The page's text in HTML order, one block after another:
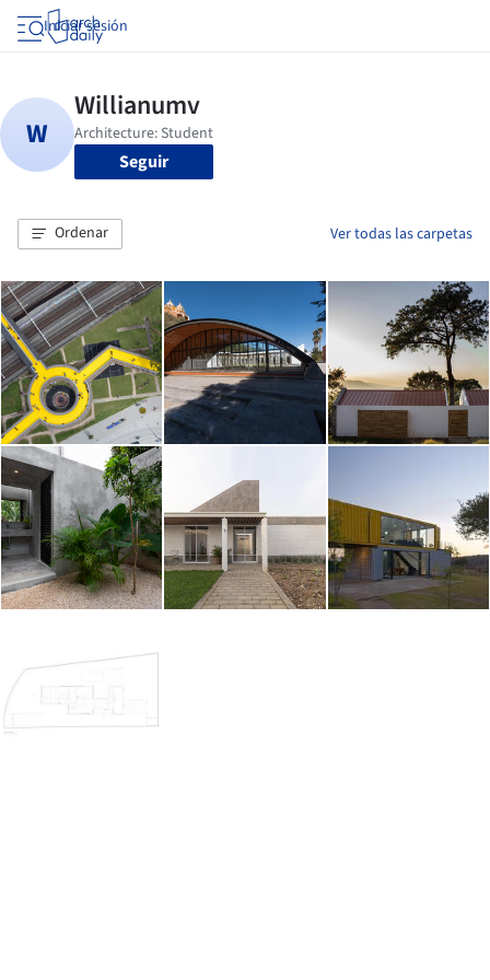
Iniciar sesión
Seguir
Ordenar Ver todas las carpetas